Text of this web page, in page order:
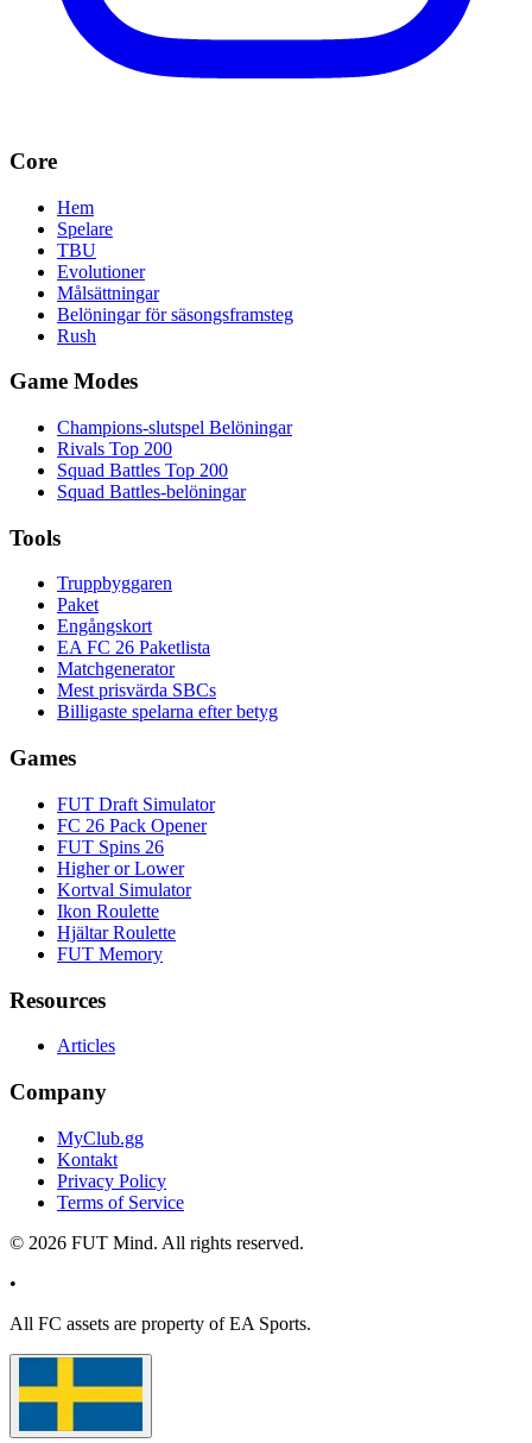
Core
Hem
Spelare
TBU
Evolutioner
Målsättningar
Belöningar för säsongsframsteg
Rush
Game Modes
Champions-slutspel Belöningar
Rivals Top 200
Squad Battles Top 200
Squad Battles-belöningar
Tools
Truppbyggaren
Paket
Engångskort
EA FC 26 Paketlista
Matchgenerator
Mest prisvärda SBCs
Billigaste spelarna efter betyg
Games
FUT Draft Simulator
FC 26 Pack Opener
FUT Spins 26
Higher or Lower
Kortval Simulator
Ikon Roulette
Hjältar Roulette
FUT Memory
Resources
Articles
Company
MyClub.gg
Kontakt
Privacy Policy
Terms of Service
© 2026 FUT Mind. All rights reserved.
•
All FC assets are property of EA Sports.